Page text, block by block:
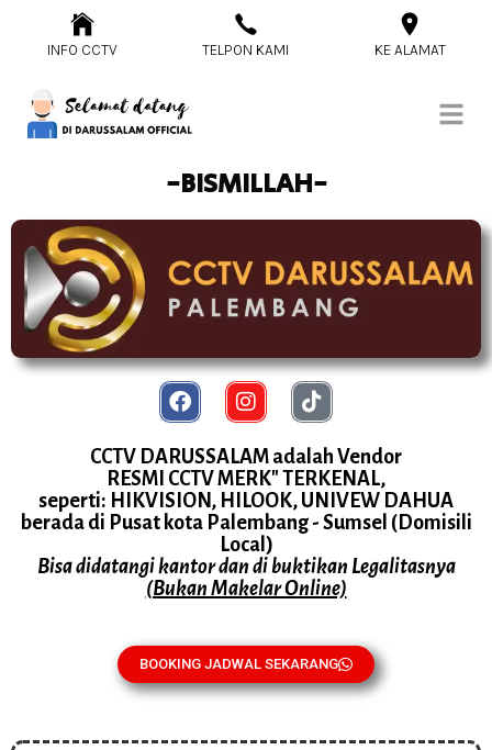
-BISMILLAH-
CCTV DARUSSALAM adalah Vendor
RESMI CCTV MERK" TERKENAL,
seperti: HIKVISION, HILOOK, UNIVEW DAHUA
berada di Pusat kota Palembang - Sumsel (Domisili
Local)
Bisa didatangi kantor dan di buktikan Legalitasnya
(Bukan Makelar Online)
BOOKING JADWAL SEKARANG
INFO CCTV TELPON KAMI KE ALAMAT